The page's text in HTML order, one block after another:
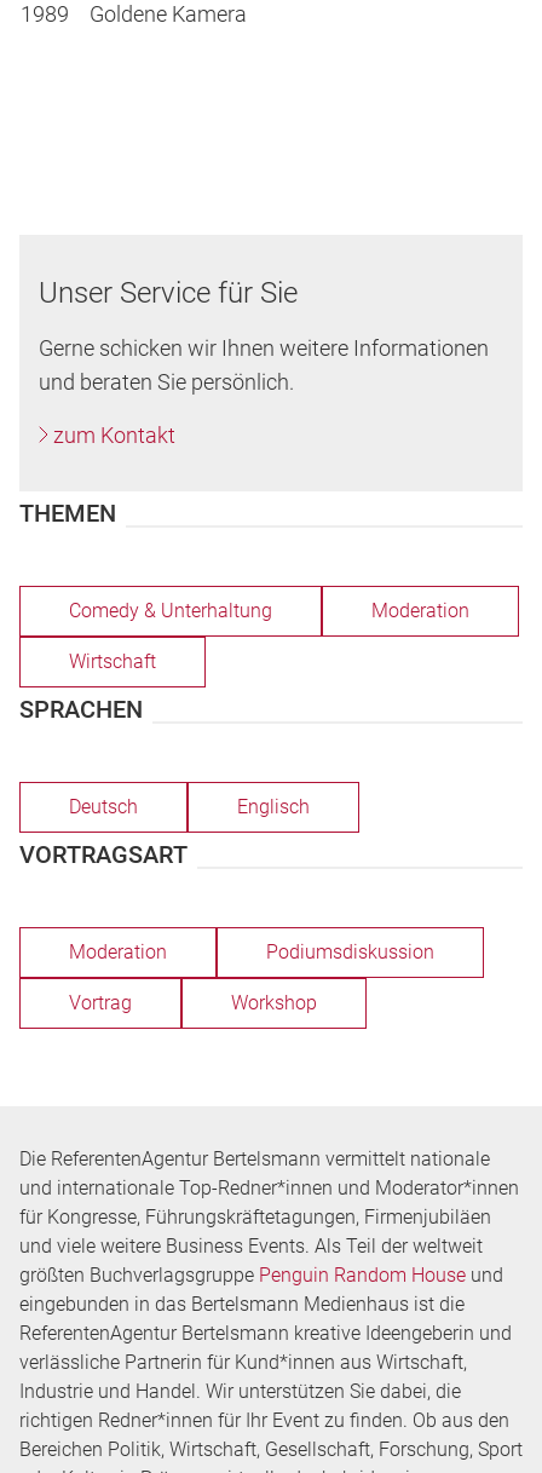
1989 Goldene Kamera
Unser Service für Sie
Gerne schicken wir Ihnen weitere Informationen
und beraten Sie persönlich.
zum Kontakt
THEMEN
Comedy & Unterhaltung Moderation
Wirtschaft
SPRACHEN
Deutsch Englisch
VORTRAGSART
Moderation Podiumsdiskussion
Vortrag Workshop
Die ReferentenAgentur Bertelsmann vermittelt nationale
und internationale Top-Redner*innen und Moderator*innen
für Kongresse, Führungskräftetagungen, Firmenjubiläen
und viele weitere Business Events. Als Teil der weltweit
größten Buchverlagsgruppe Penguin Random House und
eingebunden in das Bertelsmann Medienhaus ist die
ReferentenAgentur Bertelsmann kreative Ideengeberin und
verlässliche Partnerin für Kund*innen aus Wirtschaft,
Industrie und Handel. Wir unterstützen Sie dabei, die
richtigen Redner*innen für Ihr Event zu finden. Ob aus den
Bereichen Politik, Wirtschaft, Gesellschaft, Forschung, Sport